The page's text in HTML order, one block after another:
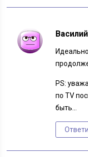
Василий
PS:
по TV
быть…